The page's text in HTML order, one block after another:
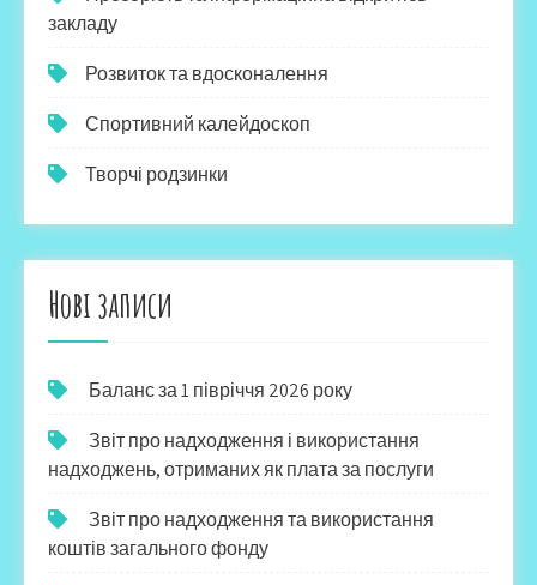
закладу
Розвиток та вдосконалення
Спортивний калейдоскоп
Творчі родзинки
Нові записи
Баланс за 1 півріччя 2026 року
Звіт про надходження і використання
надходжень, отриманих як плата за послуги
Звіт про надходження та використання
коштів загального фонду